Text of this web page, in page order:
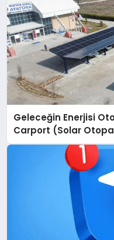
Geleceğin Enerjisi
Carport (Solar